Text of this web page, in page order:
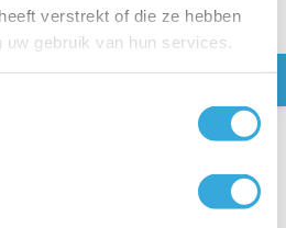
verstrekt of die ze hebben
gebruik van hun services.
Snel naar